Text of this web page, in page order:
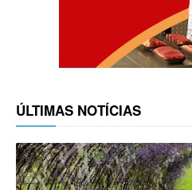
ÚLTIMAS NOTÍCIAS